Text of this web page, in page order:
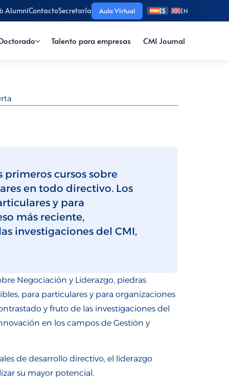
AlumniContactoSecretaría Aula Virtual ES EN
Talento para empresas CMI Journal
primeros cursos sobre
en todo directivo. Los
y para
más reciente,
investigaciones del CMI,
Negociación y Liderazgo, piedras
para particulares y para organizaciones
y fruto de las investigaciones del
en los campos de Gestión y
de desarrollo directivo, el liderazgo
su mayor potencial.